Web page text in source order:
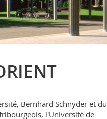
Bernhard Schnyder et du
l'Université de